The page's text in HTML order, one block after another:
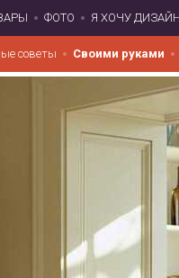
ФОТО Я ХОЧУ ДИЗАЙН
советы Своими руками